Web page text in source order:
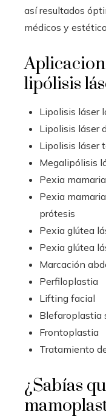
así resultados
médicos y
lipólisis
Lipolisis láser
Lipolisis láser
Lipolisis láser
Megalipólisis
Pexia
Pexia
prótesis
Pexia glútea
Pexia glútea
Marcación
Perfiloplastia
Lifting facial
Blefaroplastia
Frontoplastia
Tratamiento
¿Sabías